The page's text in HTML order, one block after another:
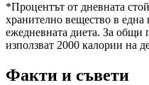
*Процентът от дневната
хранително вещество в една
ежедневната диета. За общи
използват 2000 калории на
Факти и съвети